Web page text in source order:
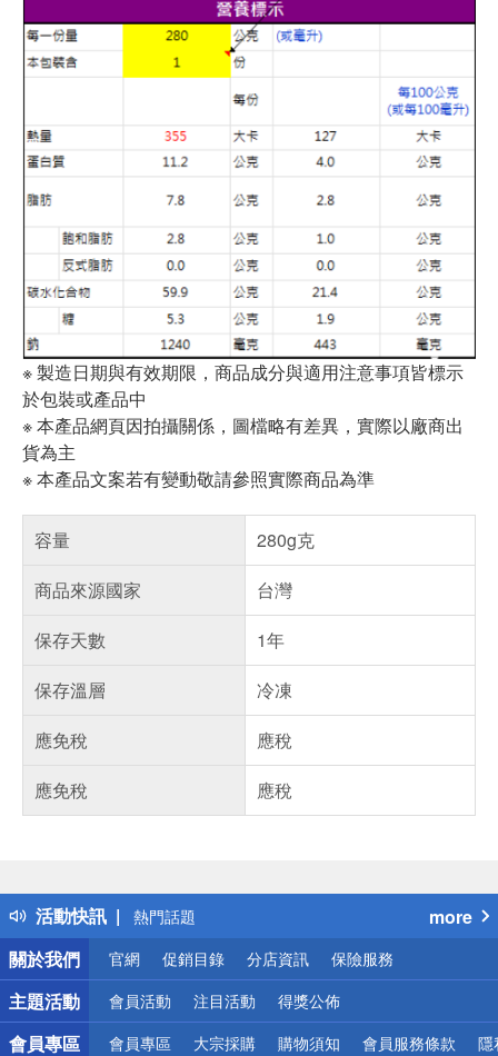
※ 製造日期與有效期限，商品成分與適用注意事項皆標示
於包裝或產品中
※ 本產品網頁因拍攝關係，圖檔略有差異，實際以廠商出
貨為主
※ 本產品文案若有變動敬請參照實際商品為準
容量
280g克
商品來源國家
台灣
保存天數
1年
保存溫層
冷凍
應免稅
應稅
應免稅
應稅
活動快訊
得獎公告
熱門話題
銀行優惠
偏遠地區配送
詐騙網頁！請小心！
more
關於我們
官網 促銷目錄 分店資訊 保險服務
主題活動 會員活動 注目活動 得獎公佈
會員專區 會員專區 大宗採購 購物須知 會員服務條款 隱